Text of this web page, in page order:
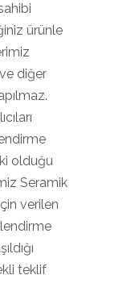
ürünle
diğer
olduğu
Seramik
verilen
teklif